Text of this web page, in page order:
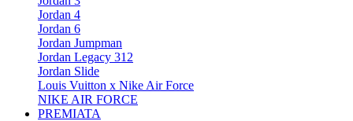
Jordan 4
Jordan 6
Jordan Jumpman
Jordan Legacy 312
Jordan Slide
Louis Vuitton x Nike Air Force
NIKE AIR FORCE
PREMIATA